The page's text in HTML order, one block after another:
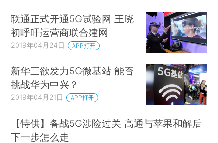
联通正式开通5G试验网 王晓
初呼吁运营商联合建网
2019年04月24日 APP打开
新华三欲发力5G微基站 能否
挑战华为中兴？
2019年04月21日 APP打开
【特供】备战5G涉险过关 高通与苹果和解后
下一步怎么走